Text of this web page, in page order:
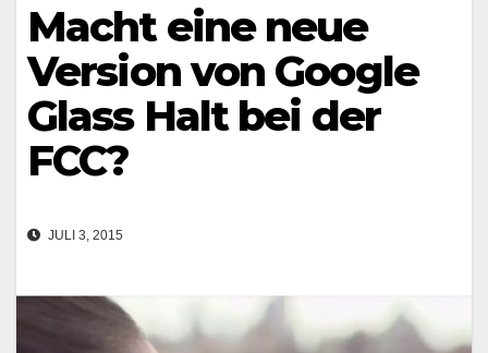
Macht eine neue
Version von Google
Glass Halt bei der
FCC?
JULI 3, 2015